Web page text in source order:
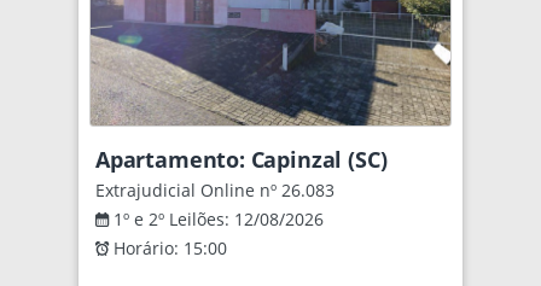
Apartamento: Capinzal (SC)
Extrajudicial Online nº 26.083
1º e 2º Leilões: 12/08/2026
Horário: 15:00